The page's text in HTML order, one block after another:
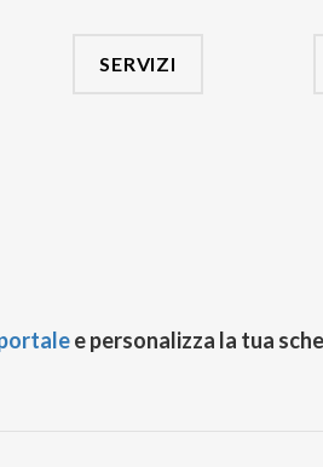
SERVIZI
e personalizza la tua